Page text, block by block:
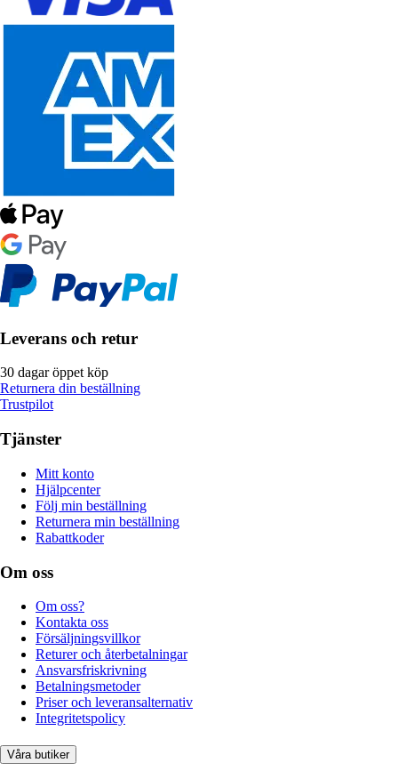
Leverans och retur
30 dagar öppet köp
Returnera din beställning
Trustpilot
Tjänster
Mitt konto
Hjälpcenter
Följ min beställning
Returnera min beställning
Rabattkoder
Om oss
Om oss?
Kontakta oss
Försäljningsvillkor
Returer och återbetalningar
Ansvarsfriskrivning
Betalningsmetoder
Priser och leveransalternativ
Integritetspolicy
Våra butiker